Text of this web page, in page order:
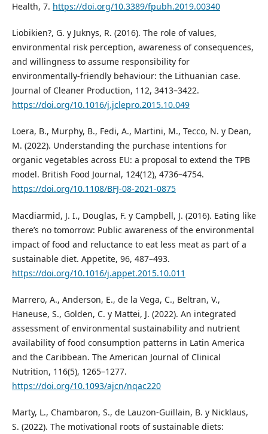
Health, 7. https://doi.org/10.3389/fpubh.2019.00340
Liobikien?, G. y Juknys, R. (2016). The role of values,
environmental risk perception, awareness of consequences,
and willingness to assume responsibility for
environmentally-friendly behaviour: the Lithuanian case.
Journal of Cleaner Production, 112, 3413–3422.
https://doi.org/10.1016/j.jclepro.2015.10.049
Loera, B., Murphy, B., Fedi, A., Martini, M., Tecco, N. y Dean,
M. (2022). Understanding the purchase intentions for
organic vegetables across EU: a proposal to extend the TPB
model. British Food Journal, 124(12), 4736–4754.
https://doi.org/10.1108/BFJ-08-2021-0875
Macdiarmid, J. I., Douglas, F. y Campbell, J. (2016). Eating like
there’s no tomorrow: Public awareness of the environmental
impact of food and reluctance to eat less meat as part of a
sustainable diet. Appetite, 96, 487–493.
https://doi.org/10.1016/j.appet.2015.10.011
Marrero, A., Anderson, E., de la Vega, C., Beltran, V.,
Haneuse, S., Golden, C. y Mattei, J. (2022). An integrated
assessment of environmental sustainability and nutrient
availability of food consumption patterns in Latin America
and the Caribbean. The American Journal of Clinical
Nutrition, 116(5), 1265–1277.
https://doi.org/10.1093/ajcn/nqac220
Marty, L., Chambaron, S., de Lauzon-Guillain, B. y Nicklaus,
S. (2022). The motivational roots of sustainable diets: